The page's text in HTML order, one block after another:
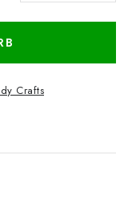
Crafts